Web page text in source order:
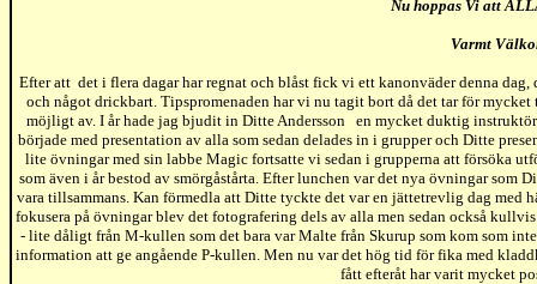
Nu hoppas Vi att
Varmt
Efter att det i flera dagar har regnat och blåst fick vi ett kanonväder denna
och något drickbart. Tipspromenaden har vi nu tagit bort då det tar för
möjligt av. I år hade jag bjudit in Ditte Andersson en mycket duktig
började med presentation av alla som sedan delades in i grupper och Ditte
lite övningar med sin labbe Magic fortsatte vi sedan i grupperna att försöka
som även i år bestod av smörgåstårta. Efter lunchen var det nya övningar
vara tillsammans. Kan förmedla att Ditte tyckte det var en jättetrevlig dag med
fokusera på övningar blev det fotografering dels av alla men sedan också
- lite dåligt från M-kullen som det bara var Malte från Skurup som kom som
information att ge angående P-kullen. Men nu var det hög tid för fika med
fått efteråt har varit mycket